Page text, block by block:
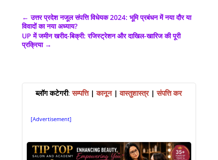
←उत्तर प्रदेश नजूल संपत्ति विधेयक 2024: भूमि प्रबंधन में नया दौर या
विवादों का नया अध्याय?
UP में जमीन खरीद-बिक्री: रजिस्ट्रेशन और दाखिल-खारिज की पूरी
प्रक्रिया→
ब्लॉग कटेगरी:सम्पत्ति |कानून|वास्तुशास्त्र|संपत्ति कर
[Advertisement]